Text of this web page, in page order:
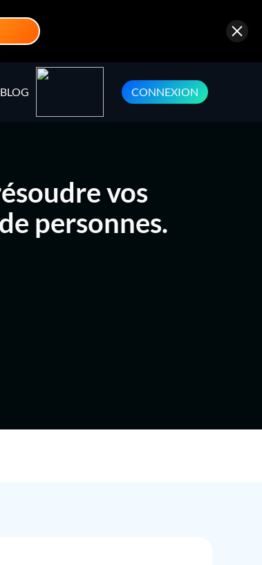
BLOG CONNEXION
vos
personnes.